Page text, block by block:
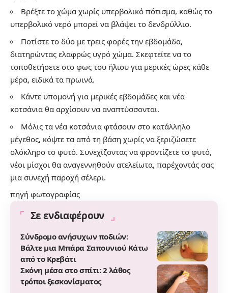
Βρέξτε το χώμα χωρίς υπερβολικό πότισμα, καθώς το
υπερβολικό νερό μπορεί να βλάψει το δενδρύλλιο.
Ποτίστε το δύο με τρεις φορές την εβδομάδα,
διατηρώντας ελαφρώς υγρό χώμα. Σκεφτείτε να το
τοποθετήσετε στο φως του ήλιου για μερικές ώρες κάθε
μέρα, ειδικά τα πρωινά.
Κάντε υπομονή για μερικές εβδομάδες και νέα
κοτσάνια θα αρχίσουν να αναπτύσσονται.
Μόλις τα νέα κοτσάνια φτάσουν στο κατάλληλο
μέγεθος, κόψτε τα από τη βάση χωρίς να ξεριζώσετε
ολόκληρο το φυτό. Συνεχίζοντας να φροντίζετε το φυτό,
νέοι μίσχοι θα αναγεννηθούν ατελείωτα, παρέχοντάς σας
μια συνεχή παροχή σέλερι.
πηγή φωτογραφίας
Σε ενδιαφέρουν
Σύνδρομο ανήσυχων ποδιών:
Βάλτε μια Μπάρα Σαπουνιού Κάτω
από το Κρεβάτι
Σκόνη μέσα στο σπίτι: 2 λάθος
τρόποι ξεσκονίσματος